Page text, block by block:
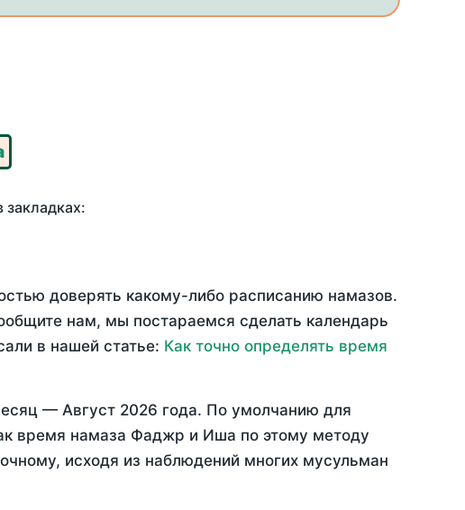
закладках:
доверять какому-либо расписанию намазов.
нам, мы постараемся сделать календарь
в нашей статье: Как точно определять время
— Август 2026 года. По умолчанию для
время намаза Фаджр и Иша по этому методу
исходя из наблюдений многих мусульман